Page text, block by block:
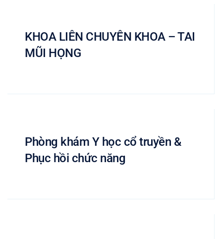
KHOA LIÊN CHUYÊN KHOA – TAI
MŨI HỌNG
Phòng khám Y học cổ truyền &
Phục hồi chức năng